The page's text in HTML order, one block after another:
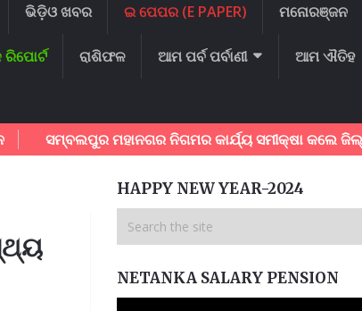
ଭିଡ଼ିଓ ଖବର ଇ ପେପର (E PAPER) ମନୋରଞ୍ଜନ
ରାଶିଫଳ ଆମ ପର୍ବ ପର୍ବାଣୀ ଆମ ଐତିହ
ସମ୍ବଲପୁର ମହାନଗର ନିଗମର କାର୍ଯ୍ୟ ସମୀକ୍ଷା କଲେ ଜିଲ୍ଲାପାଳ।
HAPPY NEW YEAR-2024
NETANKA SALARY PENSION